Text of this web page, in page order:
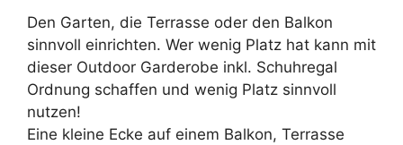
Den Garten, die Terrasse oder den Balkon
sinnvoll einrichten. Wer wenig Platz hat kann mit
dieser Outdoor Garderobe inkl. Schuhregal
Ordnung schaffen und wenig Platz sinnvoll
nutzen!
Eine kleine Ecke auf einem Balkon, Terrasse